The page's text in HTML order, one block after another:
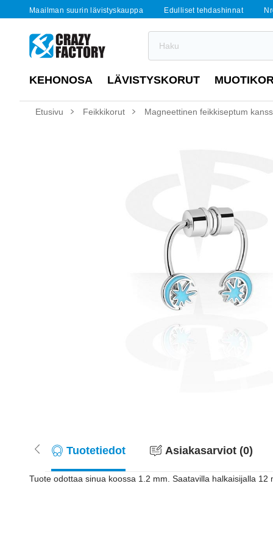
Maailman suurin lävistyskauppa Edulliset tehdashinnat
KEHONOSA LÄVISTYSKORUT
Etusivu Feikkikorut Magneettinen feikkiseptum
Tuotetiedot Asiakasarviot (0)
Tuote odottaa sinua koossa 1.2 mm. Saatavilla halkaisijalla